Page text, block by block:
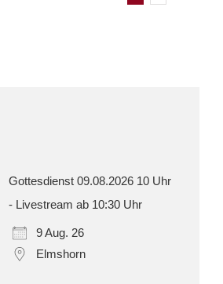
Gottesdienst 09.08.2026 10 Uhr
- Livestream ab 10:30 Uhr
9 Aug. 26
Elmshorn